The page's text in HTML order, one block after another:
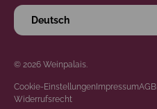
Sprache
Deutsch
© 2026 Weinpalais.
Cookie-Einstellungen ImpressumAGB
Widerrufsrecht